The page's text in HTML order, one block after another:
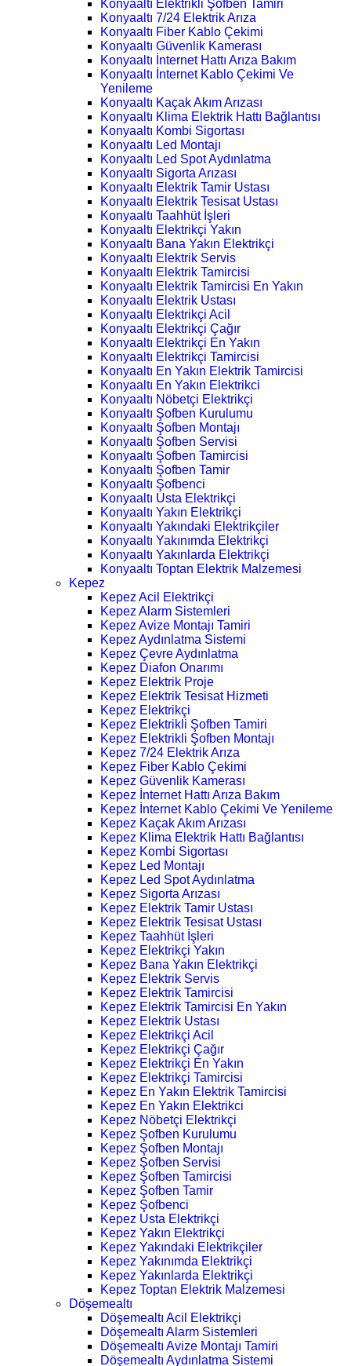
Konyaaltı Elektrikli Şofben Tamiri
Konyaaltı 7/24 Elektrik Arıza
Konyaaltı Fiber Kablo Çekimi
Konyaaltı Güvenlik Kamerası
Konyaaltı İnternet Hattı Arıza Bakım
Konyaaltı İnternet Kablo Çekimi Ve
Yenileme
Konyaaltı Kaçak Akım Arızası
Konyaaltı Klima Elektrik Hattı Bağlantısı
Konyaaltı Kombi Sigortası
Konyaaltı Led Montajı
Konyaaltı Led Spot Aydınlatma
Konyaaltı Sigorta Arızası
Konyaaltı Elektrik Tamir Ustası
Konyaaltı Elektrik Tesisat Ustası
Konyaaltı Taahhüt İşleri
Konyaaltı Elektrikçi Yakın
Konyaaltı Bana Yakın Elektrikçi
Konyaaltı Elektrik Servis
Konyaaltı Elektrik Tamircisi
Konyaaltı Elektrik Tamircisi En Yakın
Konyaaltı Elektrik Ustası
Konyaaltı Elektrikçi Acil
Konyaaltı Elektrikçi Çağır
Konyaaltı Elektrikçi En Yakın
Konyaaltı Elektrikçi Tamircisi
Konyaaltı En Yakın Elektrik Tamircisi
Konyaaltı En Yakın Elektrikci
Konyaaltı Nöbetçi Elektrikçi
Konyaaltı Şofben Kurulumu
Konyaaltı Şofben Montajı
Konyaaltı Şofben Servisi
Konyaaltı Şofben Tamircisi
Konyaaltı Şofben Tamir
Konyaaltı Şofbenci
Konyaaltı Usta Elektrikçi
Konyaaltı Yakın Elektrikçi
Konyaaltı Yakındaki Elektrikçiler
Konyaaltı Yakınımda Elektrikçi
Konyaaltı Yakınlarda Elektrikçi
Konyaaltı Toptan Elektrik Malzemesi
Kepez
Kepez Acil Elektrikçi
Kepez Alarm Sistemleri
Kepez Avize Montajı Tamiri
Kepez Aydınlatma Sistemi
Kepez Çevre Aydınlatma
Kepez Diafon Onarımı
Kepez Elektrik Proje
Kepez Elektrik Tesisat Hizmeti
Kepez Elektrikçi
Kepez Elektrikli Şofben Tamiri
Kepez Elektrikli Şofben Montajı
Kepez 7/24 Elektrik Arıza
Kepez Fiber Kablo Çekimi
Kepez Güvenlik Kamerası
Kepez İnternet Hattı Arıza Bakım
Kepez İnternet Kablo Çekimi Ve Yenileme
Kepez Kaçak Akım Arızası
Kepez Klima Elektrik Hattı Bağlantısı
Kepez Kombi Sigortası
Kepez Led Montajı
Kepez Led Spot Aydınlatma
Kepez Sigorta Arızası
Kepez Elektrik Tamir Ustası
Kepez Elektrik Tesisat Ustası
Kepez Taahhüt İşleri
Kepez Elektrikçi Yakın
Kepez Bana Yakın Elektrikçi
Kepez Elektrik Servis
Kepez Elektrik Tamircisi
Kepez Elektrik Tamircisi En Yakın
Kepez Elektrik Ustası
Kepez Elektrikçi Acil
Kepez Elektrikçi Çağır
Kepez Elektrikçi En Yakın
Kepez Elektrikçi Tamircisi
Kepez En Yakın Elektrik Tamircisi
Kepez En Yakın Elektrikci
Kepez Nöbetçi Elektrikçi
Kepez Şofben Kurulumu
Kepez Şofben Montajı
Kepez Şofben Servisi
Kepez Şofben Tamircisi
Kepez Şofben Tamir
Kepez Şofbenci
Kepez Usta Elektrikçi
Kepez Yakın Elektrikçi
Kepez Yakındaki Elektrikçiler
Kepez Yakınımda Elektrikçi
Kepez Yakınlarda Elektrikçi
Kepez Toptan Elektrik Malzemesi
Döşemealtı
Döşemealtı Acil Elektrikçi
Döşemealtı Alarm Sistemleri
Döşemealtı Avize Montajı Tamiri
Döşemealtı Aydınlatma Sistemi